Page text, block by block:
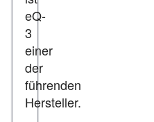
eQ-
3
einer
der
führenden
Hersteller.